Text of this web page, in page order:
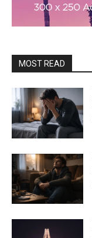
MOST READ